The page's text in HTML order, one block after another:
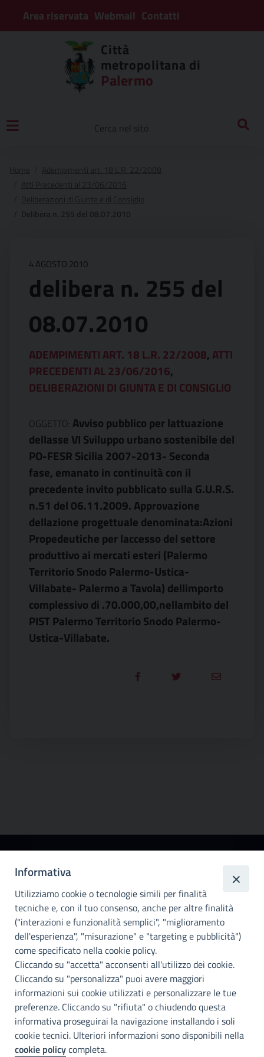
Area riservata Webmail Contatti
Città
metropolitana di
Palermo
4 AGOSTO 2010
delibera n. 255 del
08.07.2010
ADEMPIMENTI ART. 18 L.R. 22/2008, ATTI
PRECEDENTI AL 23/06/2016,
DELIBERAZIONI DI GIUNTA E DI CONSIGLIO
OGGETTO: Avviso pubblico per lattuazione
dellasse VI Sviluppo urbano sostenibile del
PO-FESR Sicilia 2007-2013- Seconda
fase, emanato in continuità con il
precedente invito pubblicato sulla G.U.R.S.
n.51 del 06.11.2009. Approvazione
dellazione progettuale denominata:Azioni
Propedeutiche per laccesso del settore
produttivo ai mercati esteri (Palermo
Territorio Snodo Palermo-Ustica-
Villabate- Palermo a Tavola) dellimporto
complessivo di .70.000,00,nellambito del
PIST Palermo Territorio Snodo Palermo-
Ustica-Villabate.
metropolitana di
Palermo
Info e contatti
Città Metropoliitana di Palermo
Via Maqueda, 100 - 90134 - Palermo
Cod. Fisc. 80021470820
PEC: cm.pa@cert.cittametropolitana.pa.it
I nostri canali social
Accessibilità
Città Metropolitana di Palermo si impegna a rendere il proprio sito
Informativa
Utilizziamo cookie o tecnologie simili per finalità
tecniche e, con il tuo consenso, anche per altre finalità
("interazioni e funzionalità semplici", "miglioramento
dell'esperienza", "misurazione" e "targeting e pubblicità")
come specificato nella cookie policy.
Cliccando su "accetta" acconsenti all'utilizzo dei cookie.
Cliccando su "personalizza" puoi avere maggiori
informazioni sui cookie utilizzati e personalizzare le tue
preferenze. Cliccando su "rifiuta" o chiudendo questa
informativa proseguirai la navigazione installando i soli
cookie tecnici. Ulteriori informazioni sono disponibili nella
cookie policycompleta.